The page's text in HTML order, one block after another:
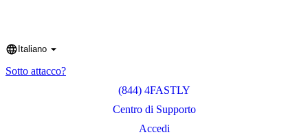
Language
Italiano
Sotto attacco?
(844) 4FASTLY
Centro di Supporto
Accedi